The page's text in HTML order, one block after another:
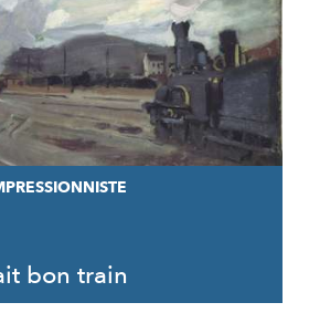
bon train